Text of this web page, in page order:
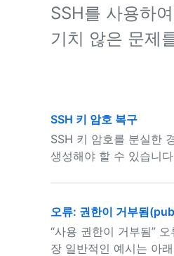
SSH를 사용하
기치 않은 문제
SSH 키 암호 복구
SSH 키 암호를 분실한
생성해야 할 수 있습니
오류: 권한이 거부됨
“사용 권한이 거부됨”
장 일반적인 예시는 아